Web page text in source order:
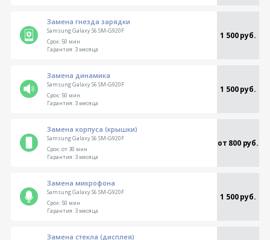
Замена гнезда зарядки
Samsung Galaxy S6 SM-G920F 1 500 руб.
Срок:50 мин
Гарантия:3 месяца
Замена динамика
Samsung Galaxy S6 SM-G920F 1 500 руб.
Срок:50 мин
Гарантия:3 месяца
Замена корпуса (крышки)
Samsung Galaxy S6 SM-G920F от 800 руб.
Срок:от 30 мин
Гарантия:3 месяца
Замена микрофона
Samsung Galaxy S6 SM-G920F 1 500 руб.
Срок:50 мин
Гарантия:3 месяца
Замена стекла (дисплея)